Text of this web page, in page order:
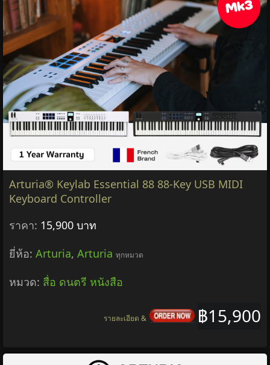
Arturia® Keylab Essential 88 88-Key USB MIDI
Keyboard Controller
ราคา: 15,900 บาท
ยี่ห้อ: Arturia, Arturia ทุกหมวด
หมวด: สื่อ ดนตรี หนังสือ
฿15,900
รายละเอียด &